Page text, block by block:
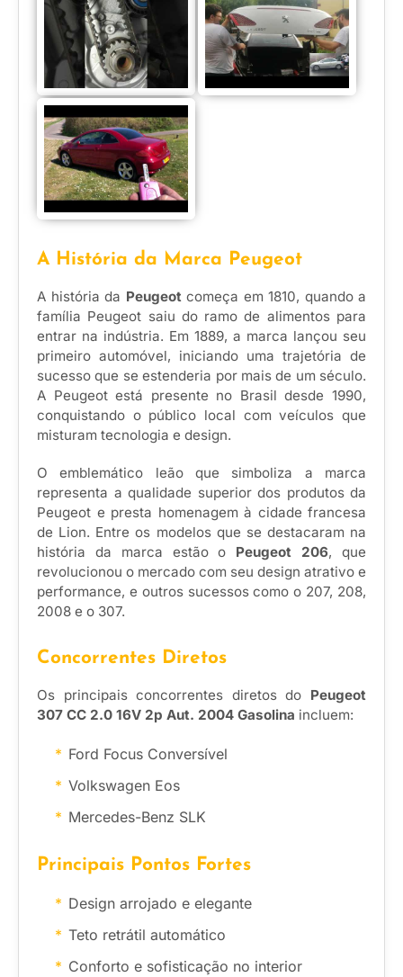
A História da Marca Peugeot
A história da Peugeotcomeça em 1810, quando a
família Peugeot saiu do ramo de alimentos para
entrar na indústria. Em 1889, a marca lançou seu
primeiro automóvel, iniciando uma trajetória de
sucesso que se estenderia por mais de um século.
A Peugeot está presente no Brasil desde 1990,
conquistando o público local com veículos que
misturam tecnologia e design.
O emblemático leão que simboliza a marca
representa a qualidade superior dos produtos da
Peugeot e presta homenagem à cidade francesa
de Lion. Entre os modelos que se destacaram na
história da marca estão o Peugeot 206, que
revolucionou o mercado com seu design atrativo e
performance, e outros sucessos como o 207, 208,
2008 e o 307.
Concorrentes Diretos
Os principais concorrentes diretos do Peugeot
307 CC 2.0 16V 2p Aut. 2004 Gasolina incluem:
Ford Focus Conversível
Volkswagen Eos
Mercedes-Benz SLK
Principais Pontos Fortes
Design arrojado e elegante
Teto retrátil automático
Conforto e sofisticação no interior